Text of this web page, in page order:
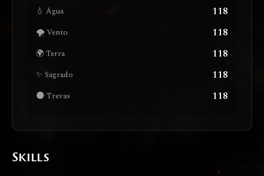
💧 Água 118
🌪️ Vento 118
🌍 Terra 118
✨ Sagrado 118
🌑 Trevas 118
Skills